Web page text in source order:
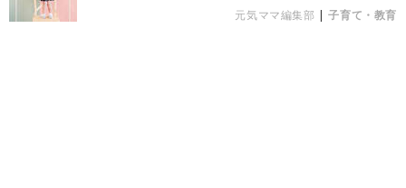
元気ママ編集部 |子育て・教育